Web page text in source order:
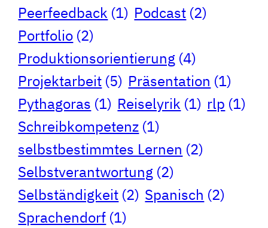
Peerfeedback (1) Podcast (2)
Portfolio (2)
Produktionsorientierung (4)
Projektarbeit (5) Präsentation (1)
Pythagoras (1) Reiselyrik (1) rlp (1)
Schreibkompetenz (1)
selbstbestimmtes Lernen (2)
Selbstverantwortung (2)
Selbständigkeit (2) Spanisch (2)
Sprachendorf (1)